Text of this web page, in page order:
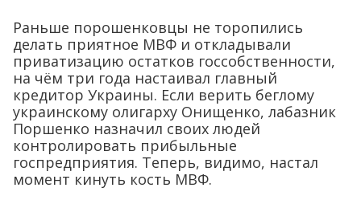
Раньше порошенковцы не торопились
делать приятное МВФ и откладывали
приватизацию остатков госсобственности,
на чём три года настаивал главный
кредитор Украины. Если верить беглому
украинскому олигарху Онищенко, лабазник
Поршенко назначил своих людей
контролировать прибыльные
госпредприятия. Теперь, видимо, настал
момент кинуть кость МВФ.